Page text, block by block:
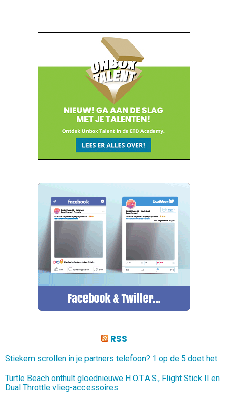
RSS
Stiekem scrollen in je partners telefoon? 1 op de 5 doet het
Turtle Beach onthult gloednieuwe H.O.T.A.S., Flight Stick II en
Dual Throttle vlieg-accessoires